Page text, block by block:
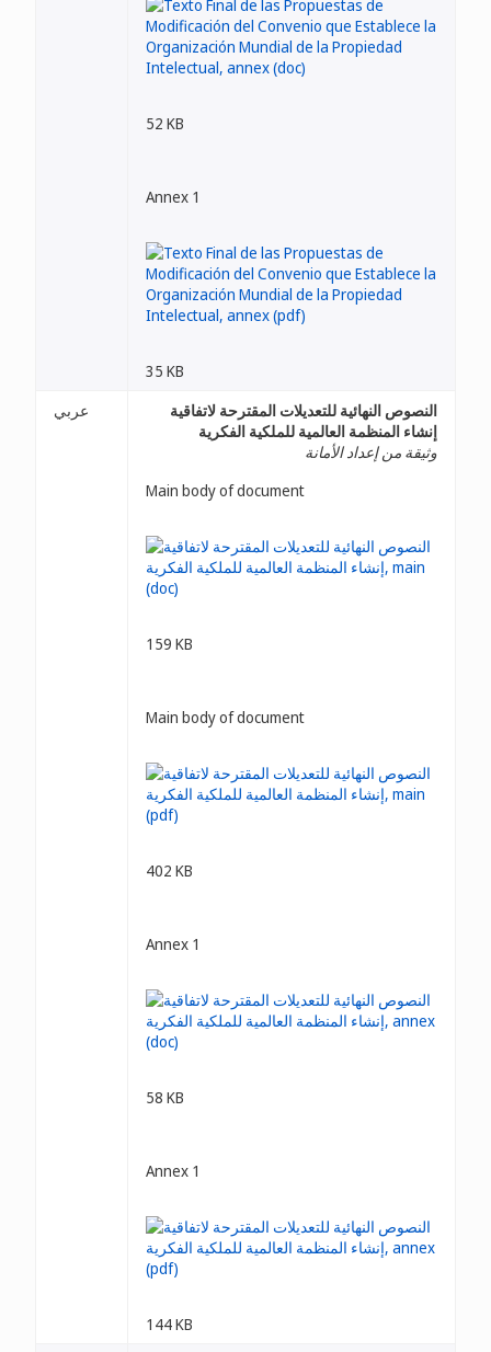
52 KB
Annex 1
35 KB
عربي
النصوص النهائية للتعديلات المقترحة لاتفاقية
إنشاء المنظمة العالمية للملكية الفكرية
وثيقة من إعداد الأمانة
Main body of document
159 KB
Main body of document
402 KB
Annex 1
58 KB
Annex 1
144 KB